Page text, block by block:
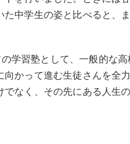
中学生の姿と比べると、
学習塾として、一般的な
向かって進む生徒さんを全
でなく、その先にある人生